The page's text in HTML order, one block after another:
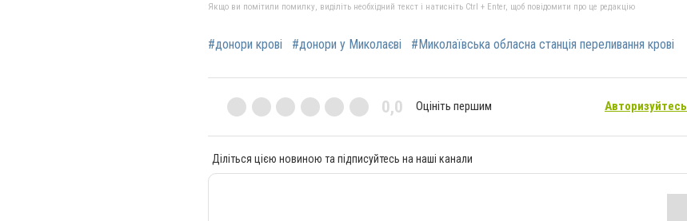
Якщо ви помітили помилку, виділіть необхідний текст і натисніть Ctrl + Enter, щоб повідомити про це редакцію
#донори крові #донори у Миколаєві #Миколаївська обласна станція переливання крові
0,0 Оцініть першим Авторизуйтесь
Діліться цією новиною та підписуйтесь на наші канали